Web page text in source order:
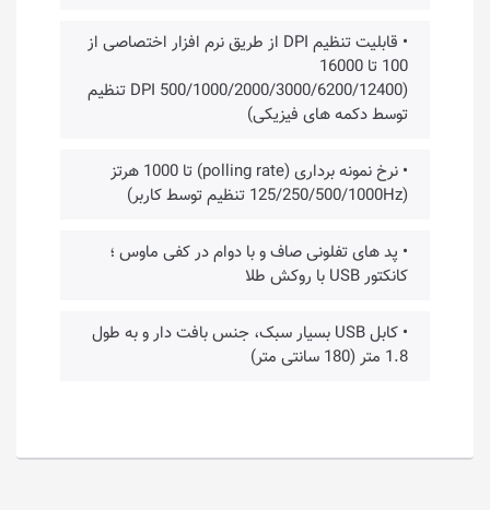
• قابلیت تنظیم DPI از طریق نرم افزار اختصاصی از
100 تا 16000
(500/1000/2000/3000/6200/12400 DPI تنظیم
توسط دکمه های فیزیکی)
• نرخ نمونه برداری (polling rate) تا 1000 هرتز
(125/250/500/1000Hz تنظیم توسط کاربر)
• پد های تفلونی صاف و با دوام در کفی ماوس ؛
کانکتور USB با روکش طلا
• کابل USB بسیار سبک، جنس بافت دار و به طول
1.8 متر (180 سانتی متر)